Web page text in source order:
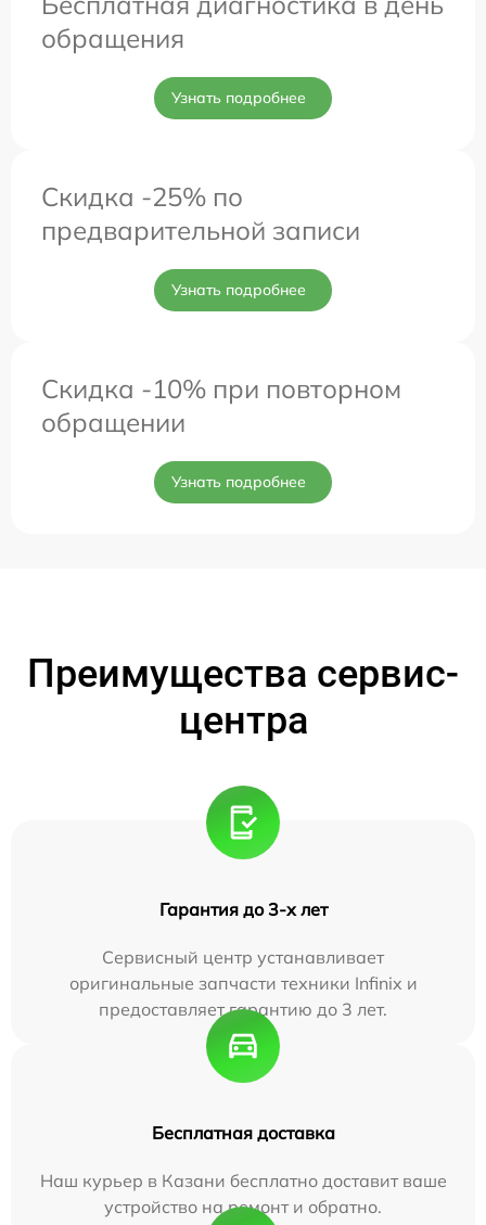
обращения
Узнать подробнее
Скидка -25% по
предварительной записи
Узнать подробнее
Скидка -10% при повторном
обращении
Узнать подробнее
Преимущества сервис-
центра
Гарантия до 3-х лет
Сервисный центр устанавливает
оригинальные запчасти техники Infinix и
предоставляет гарантию до 3 лет.
Бесплатная доставка
Наш курьер в Казани бесплатно доставит ваше
устройство на ремонт и обратно.